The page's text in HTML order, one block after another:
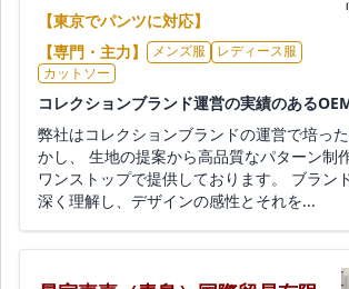
【東京でパンツに対応】
【専門・主力】
メンズ服
レディース服
カットソー
コレクションブランド運営の実績のある
弊社はコレクションブランドの運営で培っ
かし、 生地の提案から高品質なパターン制
ワンストップで提供しております。 ブラン
深く理解し、デザインの感性とそれを...